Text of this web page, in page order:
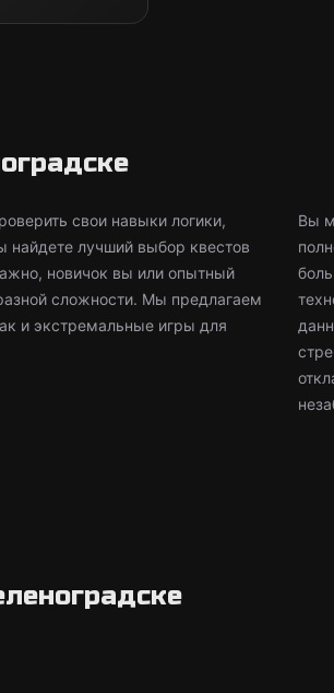
свои навыки логики,
найдете лучший выбор квестов
новичок вы или опытный
сложности. Мы предлагаем
и экстремальные игры для
Вы